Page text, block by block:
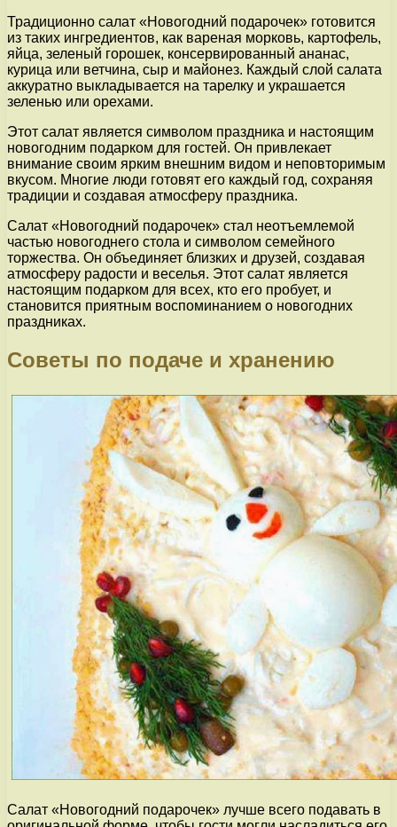
Традиционно салат «Новогодний подарочек» готовится
из таких ингредиентов, как вареная морковь, картофель,
яйца, зеленый горошек, консервированный ананас,
курица или ветчина, сыр и майонез. Каждый слой салата
аккуратно выкладывается на тарелку и украшается
зеленью или орехами.
Этот салат является символом праздника и настоящим
новогодним подарком для гостей. Он привлекает
внимание своим ярким внешним видом и неповторимым
вкусом. Многие люди готовят его каждый год, сохраняя
традиции и создавая атмосферу праздника.
Салат «Новогодний подарочек» стал неотъемлемой
частью новогоднего стола и символом семейного
торжества. Он объединяет близких и друзей, создавая
атмосферу радости и веселья. Этот салат является
настоящим подарком для всех, кто его пробует, и
становится приятным воспоминанием о новогодних
праздниках.
Советы по подаче и хранению
Салат «Новогодний подарочек» лучше всего подавать в